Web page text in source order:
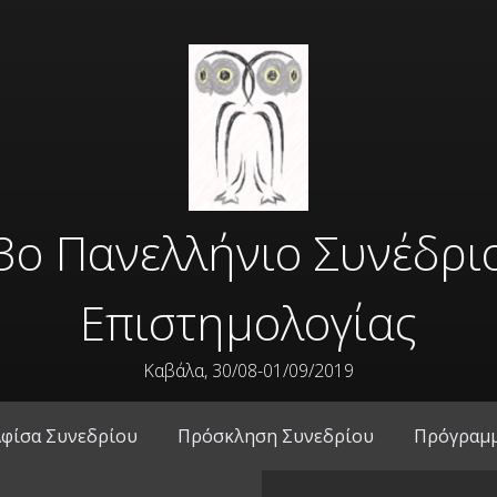
Πανελλήνιο
Επιστημολογίας
Καβάλα, 30/08-01/09/2019
Συνεδρίου Πρόσκληση Συνεδρίου